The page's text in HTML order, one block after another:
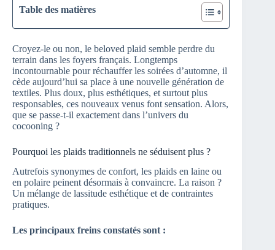
Table des matières
Croyez-le ou non, le beloved plaid semble perdre du
terrain dans les foyers français. Longtemps
incontournable pour réchauffer les soirées d’automne, il
cède aujourd’hui sa place à une nouvelle génération de
textiles. Plus doux, plus esthétiques, et surtout plus
responsables, ces nouveaux venus font sensation. Alors,
que se passe-t-il exactement dans l’univers du
cocooning ?
Pourquoi les plaids traditionnels ne séduisent plus ?
Autrefois synonymes de confort, les plaids en laine ou
en polaire peinent désormais à convaincre. La raison ?
Un mélange de lassitude esthétique et de contraintes
pratiques.
Les principaux freins constatés sont :